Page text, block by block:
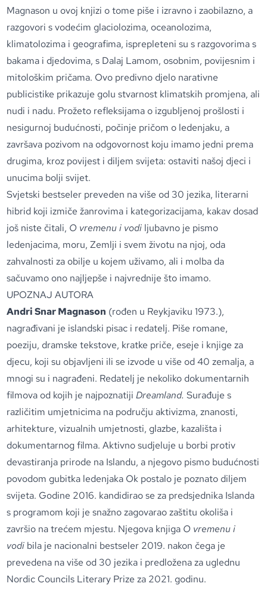
Magnason u ovoj knjizi o tome piše i izravno i zaobilazno, a
razgovori s vodećim glaciolozima, oceanolozima,
klimatolozima i geografima, isprepleteni su s razgovorima s
bakama i djedovima, s Dalaj Lamom, osobnim, povijesnim i
mitološkim pričama. Ovo predivno djelo narativne
publicistike prikazuje golu stvarnost klimatskih promjena, ali
nudi i nadu. Prožeto refleksijama o izgubljenoj prošlosti i
nesigurnoj budućnosti, počinje pričom o ledenjaku, a
završava pozivom na odgovornost koju imamo jedni prema
drugima, kroz povijest i diljem svijeta: ostaviti našoj djeci i
unucima bolji svijet.
Svjetski bestseler preveden na više od 30 jezika, literarni
hibrid koji izmiče žanrovima i kategorizacijama, kakav dosad
još niste čitali, O vremenu i vodi ljubavno je pismo
ledenjacima, moru, Zemlji i svem životu na njoj, oda
zahvalnosti za obilje u kojem uživamo, ali i molba da
sačuvamo ono najljepše i najvrednije što imamo.
UPOZNAJ AUTORA
Andri Snar Magnason (rođen u Reykjaviku 1973.),
nagrađivani je islandski pisac i redatelj. Piše romane,
poeziju, dramske tekstove, kratke priče, eseje i knjige za
djecu, koji su objavljeni ili se izvode u više od 40 zemalja, a
mnogi su i nagrađeni. Redatelj je nekoliko dokumentarnih
filmova od kojih je najpoznatijiDreamland.Surađuje s
različitim umjetnicima na području aktivizma, znanosti,
arhitekture, vizualnih umjetnosti, glazbe, kazališta i
dokumentarnog filma. Aktivno sudjeluje u borbi protiv
devastiranja prirode na Islandu, a njegovo pismo budućnosti
povodom gubitka ledenjaka Ok postalo je poznato diljem
svijeta. Godine 2016. kandidirao se za predsjednika Islanda
s programom koji je snažno zagovarao zaštitu okoliša i
završio na trećem mjestu. Njegova knjiga O vremenu i
vodi bila je nacionalni bestseler 2019. nakon čega je
prevedena na više od 30 jezika i predložena za uglednu
Nordic Councils Literary Prize za 2021. godinu.